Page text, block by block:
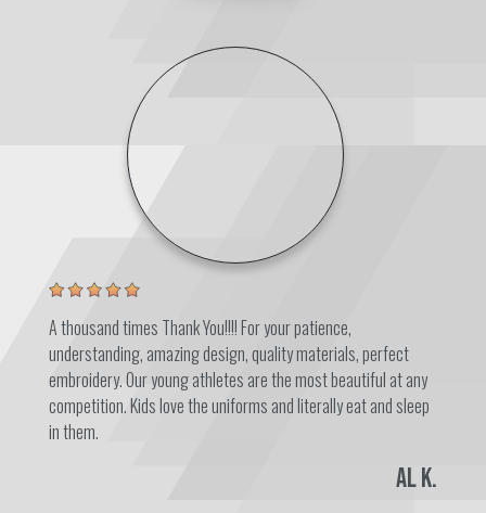
A thousand times Thank You!!!! For your patience,
understanding, amazing design, quality materials, perfect
embroidery. Our young athletes are the most beautiful at any
competition. Kids love the uniforms and literally eat and sleep
in them.
Al K.